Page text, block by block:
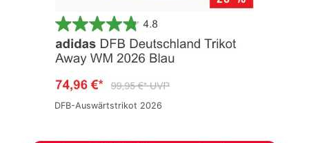
DFB-Auswärtstrikot 2026